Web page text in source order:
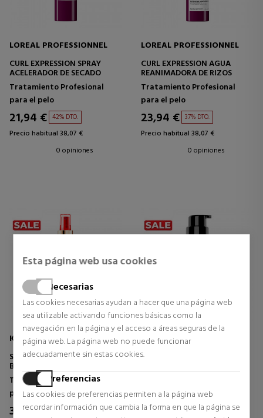
Esta página web usa cookies
Necesarias
Las cookies necesarias ayudan a hacer que una página web
sea utilizable activando funciones básicas como la
navegación en la página y el acceso a áreas seguras de la
página web. La página web no puede funcionar
adecuadamente sin estas cookies.
Preferencias
Las cookies de preferencias permiten a la página web
recordar información que cambia la forma en que la página se
LOREAL PROFESSIONNEL
CURL EXPRESSION SPRAY
ACELERADOR DE SECADO
Tratamiento Profesional
para el pelo
21,94 € 42% DTO.
Precio habitual 38,07 €
0 opiniones
LOREAL PROFESSIONNEL
CURL EXPRESSION AGUA
REANIMADORA DE RIZOS
Tratamiento Profesional
para el pelo
23,94 € 37% DTO.
Precio habitual 38,07 €
0 opiniones
KÉRASTASE
SOLEIL HUILE SIRENE ACEITE
BIFÁSICO PROTECCION SOLAR
Tratamiento Profesional
para el pelo
33,75 € 27% DTO.
LOREAL PROFESSIONNEL
METAL DETOX ACEITE
para el pelo
26,42 € 38% DTO.